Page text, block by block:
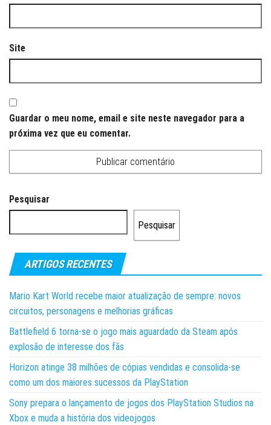
Site
Guardar o meu nome, email e site neste navegador para a
próxima vez que eu comentar.
Pesquisar
Pesquisar
ARTIGOS RECENTES
Mario Kart World recebe maior atualização de sempre: novos
circuitos, personagens e melhorias gráficas
Battlefield 6 torna-se o jogo mais aguardado da Steam após
explosão de interesse dos fãs
Horizon atinge 38 milhões de cópias vendidas e consolida-se
como um dos maiores sucessos da PlayStation
Sony prepara o lançamento de jogos dos PlayStation Studios na
Xbox e muda a história dos videojogos